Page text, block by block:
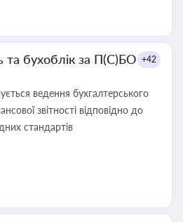
та бухоблік за П(С)БО +42
ведення бухгалтерського
звітності відповідно до
стандартів